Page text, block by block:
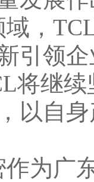
TCL
引领
继续
以自
广东